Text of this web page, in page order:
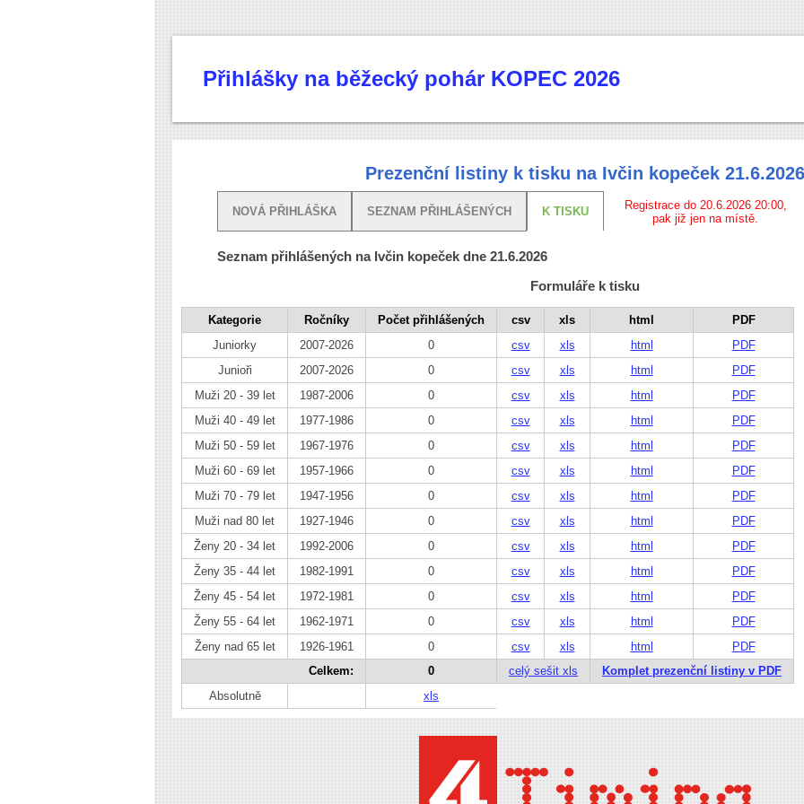
Přihlášky na běžecký pohár KOPEC 2026
Prezenční listiny k tisku na Ivčin kopeček 21.6.2026
NOVÁ PŘIHLÁŠKA SEZNAM PŘIHLÁŠENÝCH K TISKU
Registrace do 20.6.2026 20:00,
pak již jen na místě.
Seznam přihlášených na Ivčin kopeček dne 21.6.2026
Formuláře k tisku
Kategorie Ročníky Počet přihlášených csv xls html
PDF
Juniorky
2007-2026 0 csv xls html
PDF
Junioři
2007-2026 0 csv xls html
PDF
Muži 20 - 39 let
1987-2006 0 csv xls html
PDF
Muži 40 - 49 let
1977-1986 0 csv xls html
PDF
Muži 50 - 59 let
1967-1976 0 csv xls html
PDF
Muži 60 - 69 let
1957-1966 0 csv xls html
PDF
Muži 70 - 79 let
1947-1956 0 csv xls html
PDF
Muži nad 80 let
1927-1946 0 csv xls html
PDF
Ženy 20 - 34 let
1992-2006 0 csv xls html
PDF
Ženy 35 - 44 let
1982-1991 0 csv xls html
PDF
Ženy 45 - 54 let
1972-1981 0 csv xls html
PDF
Ženy 55 - 64 let
1962-1971 0 csv xls html
PDF
Ženy nad 65 let
1926-1961 0 csv xls html
PDF
Celkem:
0 celý sešit xls
Komplet prezenční listiny v PDF
Absolutně
xls